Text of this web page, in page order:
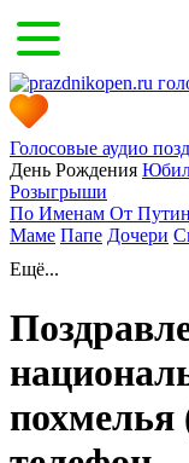
Голосовые аудио
День Рождения
Розыгрыши
По Именам От
Маме Папе Дочери
Ещё...
похмелья